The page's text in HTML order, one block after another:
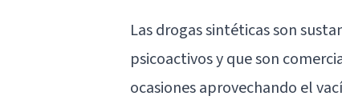
Las drogas sintéticas son
psicoactivos y que son
ocasiones aprovechando el